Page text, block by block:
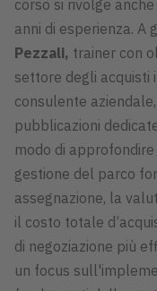
corso si rivolge
anni di esperienza. A
Pezzali, trainer con
settore degli acquisti
consulente
pubblicazioni
modo di
gestione del parco
assegnazione, la
il costo totale
di negoziazione più
un focus